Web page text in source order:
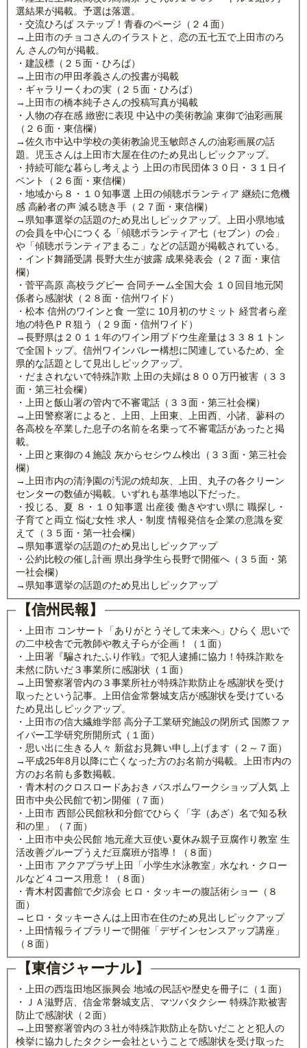
選結果が掲載。予選は落選。
・交流ひろば ステップ！青春のページ（２４面）
→上田市のチョコさんのイラストと、恋の五七五で上田市のろ
ん さんの句が掲載。
・建設標（２５面・ひろば）
→上田市の甲田孝義さんの投書が掲載
・ギャラリーくわの実（２５面・ひろば）
→上田市の橋本純子さんの投稿写真が掲載
・人物の存在感 緻密に表現 中込中の美術教諭 東御で油彩画展
（２６面・東信欄）
→佐久市中込中学校の美術教諭児玉敏郎さんの油彩画展の話
題。児玉さんは上田市大屋在住のため見出しピックアップ。
・持続可能な暮らし考えよう 上田の市民団体３０日・３１日イ
ベント（２６面・東信欄）
・地域から８・１０知事選 上田の傾聴ボランティア 継続に危機
感 高齢者の声 減る聴き手（２７面・東信欄）
→県知事選挙の話題のため見出しピックアップ。上田小県地域
の会員を中心につくる「傾聴ボランティア七（セブン）の会」
や「傾聴ボランティアまるこ」などの話題が掲載されている。
・インド舞踊受講 長野大生が披露 成果発表会（２７面・東信
欄）
・菅平高原 高校ラグビー 合同チーム全国大会 １０回目地元関
係者ら感謝状（２８面・信州ワイド）
・松本 信州のワインと食 一堂に 10月初のサミット 経営者ら産
地の特色ＰＲ狙う（２９面・信州ワイド）
→長野県は２０１１年のワイン用ブドウ生産量は３３８１トン
で全国トップ。信州ワインバレー構想に関連しているため、全
県的な話題として見出しピックアップ。
・だまされないで特殊詐欺 上田の夫婦は８００万円被害（３３
面・第三社会欄）
・上田と飯山署の管内で不審電話（３３面・第三社会欄）
→上田警察署によると、上田、上田東、上田西、小諸、蓼科の
各高校を卒業した息子の名前を名乗って不審電話があったと掲
載。
・上田と東御の４施設 灰からセシウム検出（３３面・第三社会
欄）
→上田市内の清浄園の汚泥の焼却灰、上田、丸子の各クリーン
センターの数値が掲載。いずれも基準地以下だった。
・投じる、夏 ８・１０知事選 出産後 働きやすい県に 職探し・
子育てと両立 悩む女性 求人・制度 情報発信を企業の意識を変
えて（３５面・第一社会欄）
→県知事選挙の話題のため見出しピックアップ
・公約比較の催し計画 県出身学生ら長野で開催へ（３５面・第
一社会欄）
→県知事選挙の話題のため見出しピックアップ
【信州民報】
・上田市 コンサート「ありがとうそして未来へ」ひらく 思いで
の二中校舎で元教師や教え子らが企画！（１面）
・上田署『騙されたふり作戦』で犯人逮捕に協力！特殊詐欺を
未然に防いだ３事業所に感謝状（１面）
→上田警察署管内の３事業所社が特殊詐欺防止を感謝状を受け
取ったという記事。上田信金常磐城支店が感謝状を受けている
ため見出しピックアップ。
・上田市の信大繊維学部 高分子工業研究施設の閉所式 国際ファ
イバー工学研究所開所式（１面）
・思い出に生きる人々 新盆お見舞い申し上げます（２～７面）
→平成25年8月以降に亡くなった方のお名前が掲載。上田市内の
方のお名前も多数掲載。
・青木村のクロスロードあおき バスボムワークショップ人気 上
田市中央公民館で初ン開催（７面）
・上田市 西部公民館秋和分館でひらく「字（あざ）名で知る秋
和の里」（７面）
・上田市中央公民館 地元産大豆使い夏休み親子豆腐作り教室 生
活改善グループうえだ豆腐班が指導！（８面）
・上田市 アクアプラザ上田「小学生水泳教室」水なれ・クロー
ルなど４コース用意！（８面）
・青木村図書館で夕涼会 ヒロ・タッキーの腹話術ショー（８
面）
→ヒロ・タッキーさんは上田市在住のため見出しピックアップ
・上田情報ライブラリーで開催「デザインセンスアップ講座」
（８面）
【東信ジャーナル】
・上田の西塩田地区振興会 地域の民話や歴史を冊子に（１面）
・ＪＡ滋野店、信金常磐城支店、マツバタクシー 特殊詐欺被害
防止で感謝状（２面）
→上田警察署管内の３社が特殊詐欺防止を防いだことと犯人の
検挙に協力したタクシー会社ということで感謝状を受け取った